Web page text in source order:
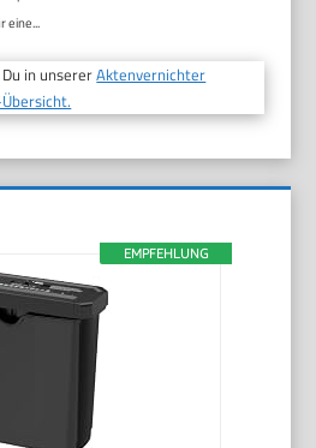
eine...
in unsererAktenvernichter
EMPFEHLUNG